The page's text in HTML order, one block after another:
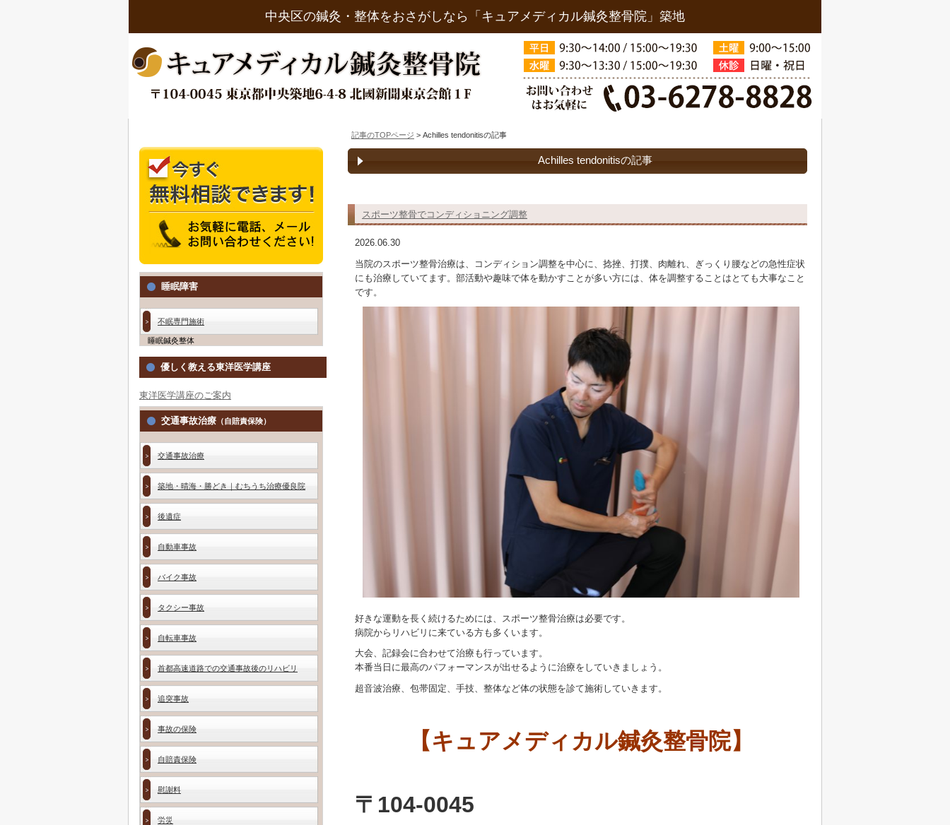
中央区の鍼灸・整体をおさがしなら「キュアメディカル鍼灸整骨院」築地
記事のTOPページ > Achilles tendonitisの記事
Achilles tendonitisの記事
スポーツ整骨でコンディショニング調整
2026.06.30
当院のスポーツ整骨治療は、コンディション調整を中心に、捻挫、打撲、肉離れ、ぎっくり腰などの急性症状
にも治療していてます。部活動や趣味で体を動かすことが多い方には、体を調整することはとても大事なこと
です。
好きな運動を長く続けるためには、スポーツ整骨治療は必要です。
病院からリハビリに来ている方も多くいます。
大会、記録会に合わせて治療も行っています。
本番当日に最高のパフォーマンスが出せるように治療をしていきましょう。
超音波治療、包帯固定、手技、整体など体の状態を診て施術していきます。
【キュアメディカル鍼灸整骨院】
〒104-0045
睡眠障害
不眠専門施術
睡眠鍼灸整体
優しく教える東洋医学講座
東洋医学講座のご案内
交通事故治療 （自賠責保険）
交通事故治療
築地・晴海・勝どき｜むちうち治療優良院
後遺症
自動車事故
バイク事故
タクシー事故
自転車事故
首都高速道路での交通事故後のリハビリ
追突事故
事故の保険
自賠責保険
慰謝料
労災